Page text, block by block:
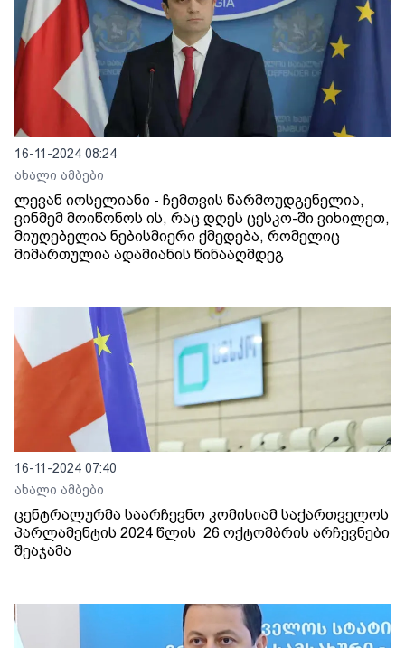
16-11-2024 08:24
ახალი ამბები
ლევან იოსელიანი - ჩემთვის წარმოუდგენელია,
ვინმემ მოიწონოს ის, რაც დღეს ცესკო-ში ვიხილეთ,
მიუღებელია ნებისმიერი ქმედება, რომელიც
მიმართულია ადამიანის წინააღმდეგ
16-11-2024 07:40
ახალი ამბები
ცენტრალურმა საარჩევნო კომისიამ საქართველოს
პარლამენტის 2024 წლის 26 ოქტომბრის არჩევნები
შეაჯამა